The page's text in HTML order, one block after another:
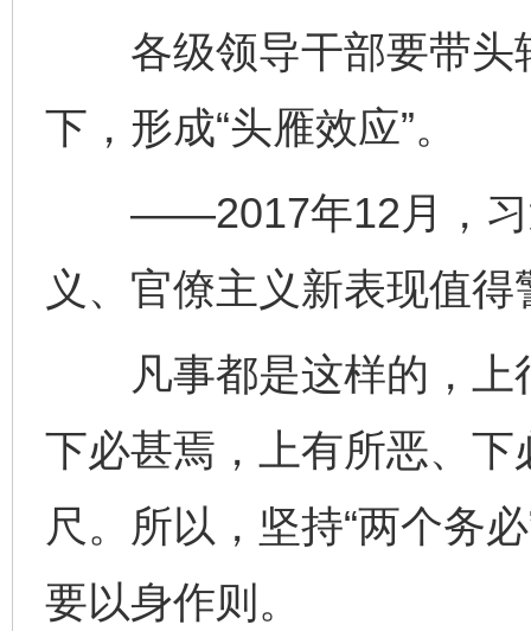
各级领导干部要带头
下，形成“头雁效应”。
——2017年12月，习
义、官僚主义新表现值
凡事都是这样的，上
下必甚焉，上有所恶、
尺。所以，坚持“两个务
要以身作则。